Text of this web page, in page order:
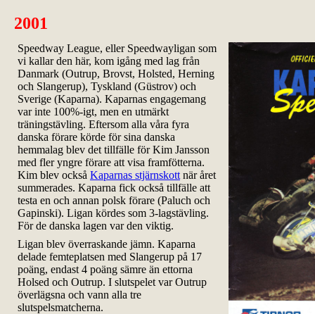
2001
Speedway League, eller Speedwayligan som
vi kallar den här, kom igång med lag från
Danmark (Outrup, Brovst, Holsted, Herning
och Slangerup), Tyskland (Güstrov) och
Sverige (Kaparna). Kaparnas engagemang
var inte 100%-igt, men en utmärkt
träningstävling. Eftersom alla våra fyra
danska förare körde för sina danska
hemmalag blev det tillfälle för Kim Jansson
med fler yngre förare att visa framfötterna.
Kim blev också Kaparnas stjärnskott när året
summerades. Kaparna fick också tillfälle att
testa en och annan polsk förare (Paluch och
Gapinski). Ligan kördes som 3-lagstävling.
För de danska lagen var den viktig.
Ligan blev överraskande jämn. Kaparna
delade femteplatsen med Slangerup på 17
poäng, endast 4 poäng sämre än ettorna
Holsed och Outrup. I slutspelet var Outrup
överlägsna och vann alla tre
slutspelsmatcherna.